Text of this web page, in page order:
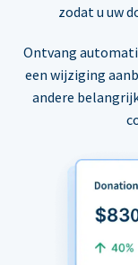
zodat u uw
Ontvang
een wijziging
andere